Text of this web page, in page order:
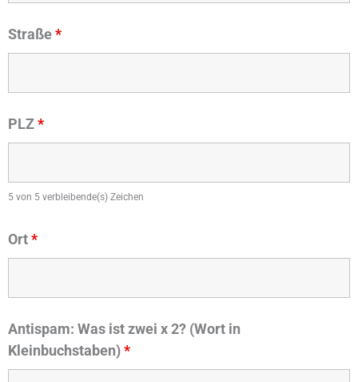
Straße*
PLZ*
5 von 5 verbleibende(s) Zeichen
Ort*
Antispam: Was ist zwei x 2? (Wort in
Kleinbuchstaben)*